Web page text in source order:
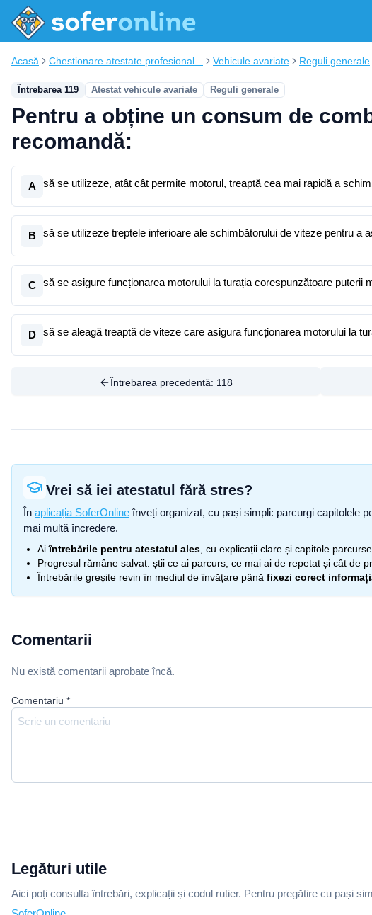
Acasă Chestionare atestate profesional... Vehicule avariate Reguli generale
Întrebarea 119 Atestat vehicule avariate Reguli generale
Pentru a obține un consum de
recomandă:
A să se utilizeze, atât cât permite motorul, treaptă cea mai rapidă a
B să se utilizeze treptele inferioare ale schimbătorului de viteze pentru a
C să se asigure funcționarea motorului la turația corespunzătoare puterii
D să se aleagă treaptă de viteze care asigura funcționarea motorului la
Întrebarea precedentă: 118
Vrei să iei atestatul fără stres?
În aplicația SoferOnline înveți organizat, cu pași simpli: parcurgi capitolele
mai multă încredere.
Aiîntrebările pentru atestatul ales , cu explicații clare și capitole
Progresul rămâne salvat: știi ce ai parcurs, ce mai ai de repetat și cât de
Întrebările greșite revin în mediul de învățare până fixezi corect
Comentarii
Nu există comentarii aprobate încă.
Comentariu *
Legături utile
Aici poți consulta întrebări, explicații și codul rutier. Pentru pregătire cu pași